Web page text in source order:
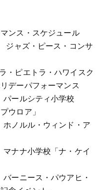
ンス・スケジュール
ジャズ・ピース・コンサ
・ピエトラ・ハワイスク
デーパフォーマンス
ールシティ小学校
ウロア」
ノルル・ウィンド・ア
ナナ小学校「ナ・ケイ
ーニース・パウアヒ・